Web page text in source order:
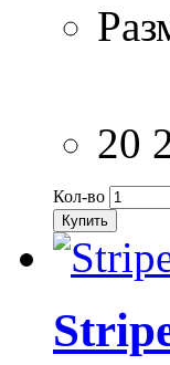
20
Кол-во
Купить